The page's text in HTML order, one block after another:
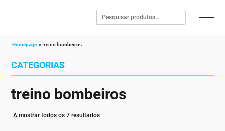
Homepage »treino bombeiros
CATEGORIAS
treino bombeiros
A mostrar todos os 7 resultados